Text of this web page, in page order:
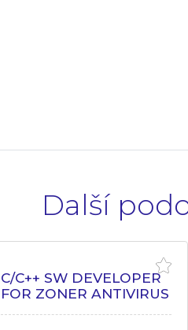
Další
C/C++ SW DEVELOPER
FOR ZONER ANTIVIRUS